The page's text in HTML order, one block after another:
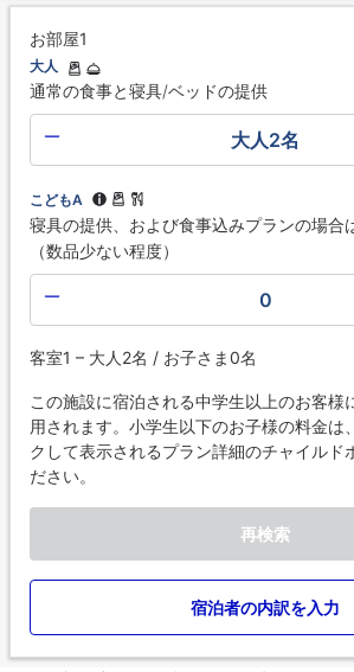
お部屋1
大人
通常の食事と寝具/ベッドの提供
大人2名
こどもA
寝具の提供、および食事込みプランの場合
（数品少ない程度）
0
客室1 – 大人2名 / お子さま0名
この施設に宿泊される中学生以上のお客様
用されます。小学生以下のお子様の料金は
クして表示されるプラン詳細のチャイルド
ださい。
再検索
宿泊者の内訳を入力